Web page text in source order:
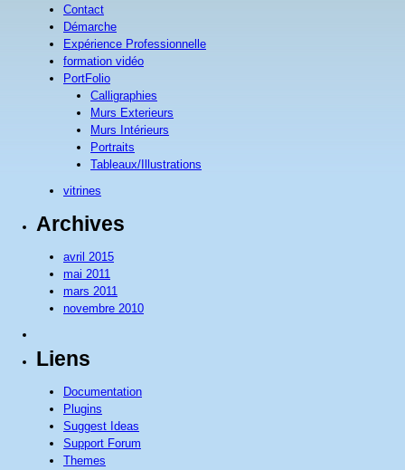
Contact
Démarche
Expérience Professionnelle
formation vidéo
PortFolio
Calligraphies
Murs Exterieurs
Murs Intérieurs
Portraits
Tableaux/Illustrations
vitrines
Archives
avril 2015
mai 2011
mars 2011
novembre 2010
Liens
Documentation
Plugins
Suggest Ideas
Support Forum
Themes